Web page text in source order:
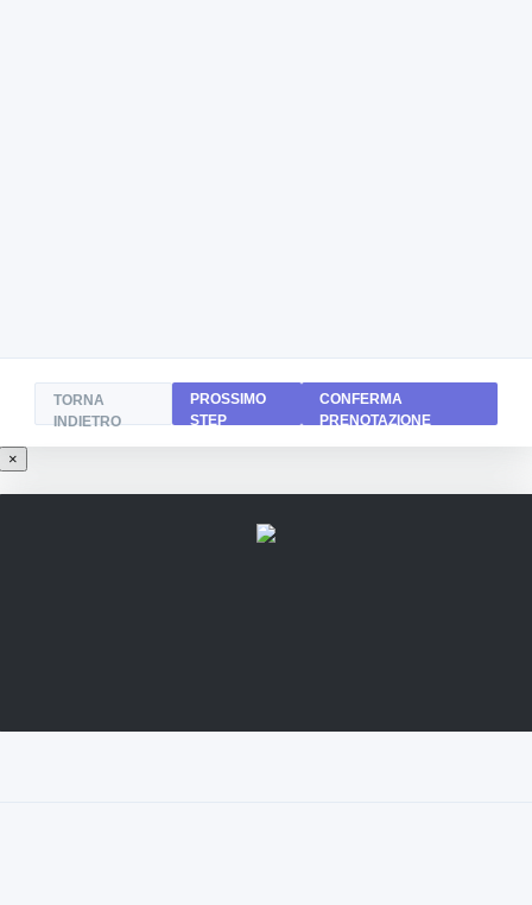
TORNA
INDIETRO
PROSSIMO
STEP
CONFERMA
PRENOTAZIONE
×